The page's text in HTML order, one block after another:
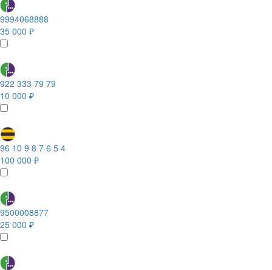
9994068888
35 000 ₽
922 333 79 79
10 000 ₽
96 10 9 8 7 6 5 4
100 000 ₽
9500008877
25 000 ₽